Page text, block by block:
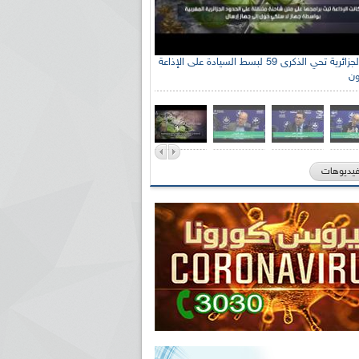
الإذاعة الجزائرية تحي الذكرى 59 لبسط السيادة على الإذاعة